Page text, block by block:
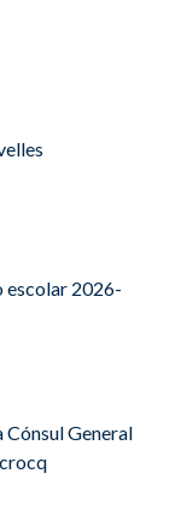
escolar 2026-
Cónsul General